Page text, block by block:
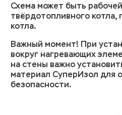
Схема может быть
твёрдотопливного котла,
котла.
Важный момент! При
вокруг нагревающих
на стены важно
материал СуперИзол для
безопасности.